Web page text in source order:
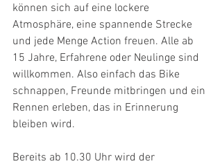
können sich auf eine lockere
Atmosphäre, eine spannende Strecke
und jede Menge Action freuen. Alle ab
15 Jahre, Erfahrene oder Neulinge sind
willkommen. Also einfach das Bike
schnappen, Freunde mitbringen und ein
Rennen erleben, das in Erinnerung
bleiben wird.
Bereits ab 10.30 Uhr wird der